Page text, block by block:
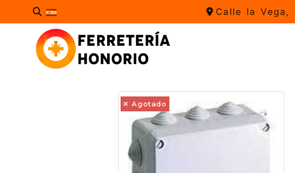
Calle la
Agotado